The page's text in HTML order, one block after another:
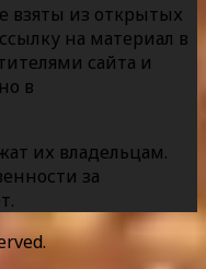
взяты из открытых
на материал в
сайта и
в
их владельцам.
за